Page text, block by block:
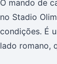
O mando de
no Stadio
condições. É
lado romano,